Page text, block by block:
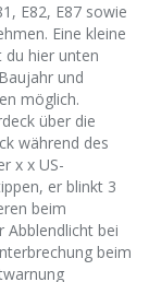
E82, E87 sowie
Eine kleine
du hier unten
und
möglich.
über die
während des
x US-
er blinkt 3
beim
Abblendlicht bei
beim